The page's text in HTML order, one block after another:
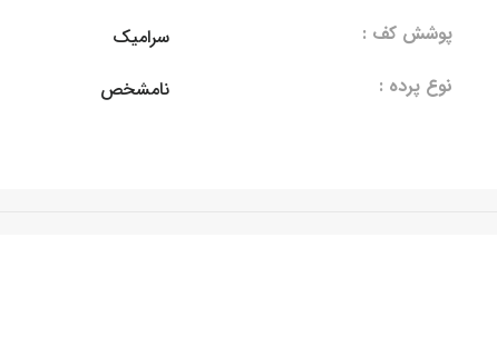
پوشش کف :
سرامیک
نوع پرده :
نامشخص